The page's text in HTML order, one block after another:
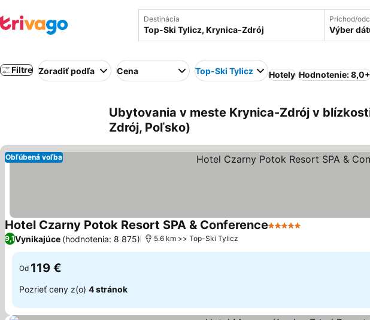
Destinácia Príchod/
Výber
Filtre Zoradiť podľa Cena Top-Ski Tylicz Hotely Hodnotenie: 8,0+
Ubytovania v meste Krynica-Zdrój v
Zdrój, Poľsko)
Obľúbená voľba
Hotel Czarny Potok Resort SPA & Conference5 Počet hviezdičiek
9,1Vynikajúce (hodnotenia: 8 875) 5.6 km >> Top-Ski Tylicz
Od 119 €
Pozrieť ceny z(o) 4 stránok